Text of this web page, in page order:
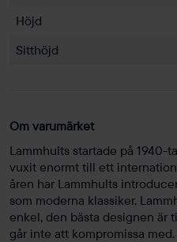
Höjd
Sitthöjd
Om varumärket
Lammhults startade på 1940-
vuxit enormt till ett
åren har Lammhults
som moderna klassiker.
enkel, den bästa designen är
går inte att kompromissa med.